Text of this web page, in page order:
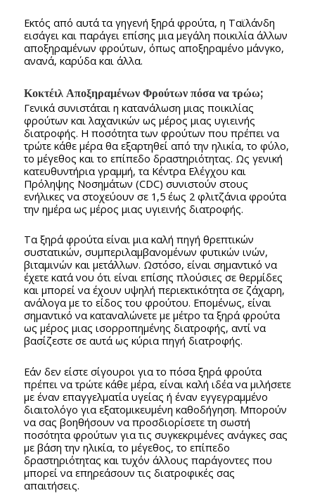
Εκτός από αυτά τα γηγενή ξηρά φρούτα, η Ταϊλάνδη
εισάγει και παράγει επίσης μια μεγάλη ποικιλία άλλων
αποξηραμένων φρούτων, όπως αποξηραμένο μάνγκο,
ανανά, καρύδα και άλλα.
Κοκτέιλ Αποξηραμένων Φρούτων πόσα να τρώω;
Γενικά συνιστάται η κατανάλωση μιας ποικιλίας
φρούτων και λαχανικών ως μέρος μιας υγιεινής
διατροφής. Η ποσότητα των φρούτων που πρέπει να
τρώτε κάθε μέρα θα εξαρτηθεί από την ηλικία, το φύλο,
το μέγεθος και το επίπεδο δραστηριότητας. Ως γενική
κατευθυντήρια γραμμή, τα Κέντρα Ελέγχου και
Πρόληψης Νοσημάτων (CDC) συνιστούν στους
ενήλικες να στοχεύουν σε 1,5 έως 2 φλιτζάνια φρούτα
την ημέρα ως μέρος μιας υγιεινής διατροφής.
Τα ξηρά φρούτα είναι μια καλή πηγή θρεπτικών
συστατικών, συμπεριλαμβανομένων φυτικών ινών,
βιταμινών και μετάλλων. Ωστόσο, είναι σημαντικό να
έχετε κατά νου ότι είναι επίσης πλούσιες σε θερμίδες
και μπορεί να έχουν υψηλή περιεκτικότητα σε ζάχαρη,
ανάλογα με το είδος του φρούτου. Επομένως, είναι
σημαντικό να καταναλώνετε με μέτρο τα ξηρά φρούτα
ως μέρος μιας ισορροπημένης διατροφής, αντί να
βασίζεστε σε αυτά ως κύρια πηγή διατροφής.
Εάν δεν είστε σίγουροι για το πόσα ξηρά φρούτα
πρέπει να τρώτε κάθε μέρα, είναι καλή ιδέα να μιλήσετε
με έναν επαγγελματία υγείας ή έναν εγγεγραμμένο
διαιτολόγο για εξατομικευμένη καθοδήγηση. Μπορούν
να σας βοηθήσουν να προσδιορίσετε τη σωστή
ποσότητα φρούτων για τις συγκεκριμένες ανάγκες σας
με βάση την ηλικία, το μέγεθος, το επίπεδο
δραστηριότητας και τυχόν άλλους παράγοντες που
μπορεί να επηρεάσουν τις διατροφικές σας
απαιτήσεις.